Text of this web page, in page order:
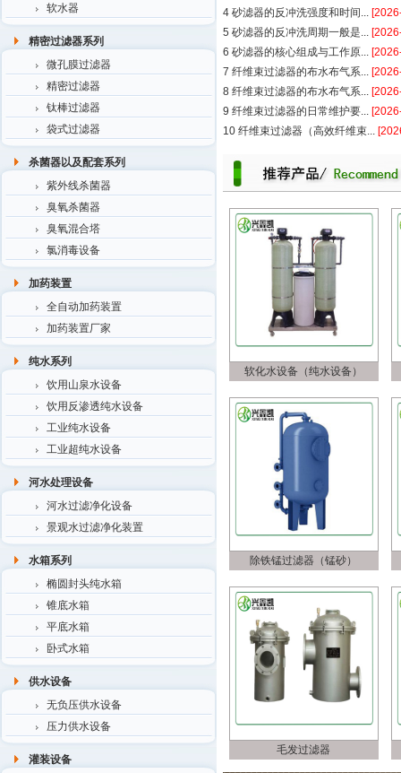
软水器
精密过滤器系列
微孔膜过滤器
精密过滤器
钛棒过滤器
袋式过滤器
杀菌器以及配套系列
紫外线杀菌器
臭氧杀菌器
臭氧混合塔
氯消毒设备
加药装置
全自动加药装置
加药装置厂家
纯水系列
饮用山泉水设备
饮用反渗透纯水设备
工业纯水设备
工业超纯水设备
河水处理设备
河水过滤净化设备
景观水过滤净化装置
水箱系列
椭圆封头纯水箱
锥底水箱
平底水箱
卧式水箱
供水设备
无负压供水设备
压力供水设备
灌装设备
4 砂滤器的反冲洗强度和时间...
5 砂滤器的反冲洗周期一般是...
6 砂滤器的核心组成与工作原...
7 纤维束过滤器的布水布气系...
8 纤维束过滤器的布水布气系...
9 纤维束过滤器的日常维护要...
10 纤维束过滤器（高效纤维束...
软化水设备（纯水设备）
除铁锰过滤器（锰砂）
毛发过滤器